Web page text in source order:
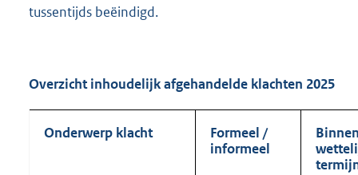
tussentijds beëindigd.
Overzicht inhoudelijk afgehandelde klachten 2025
Onderwerp klacht
Formeel /
informeel